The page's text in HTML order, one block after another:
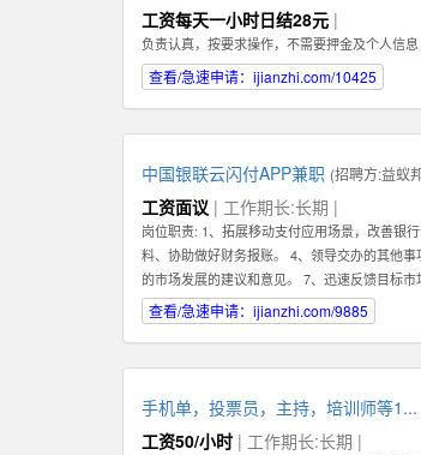
工资每天一小时日结28元 |
负责认真，按要求操作，不需要押金及个人信
查看/急速申请：ijianzhi.com/10425
中国银联云闪付APP兼职 (招聘方:益蚁
工资面议 | 工作期长:长期 |
岗位职责: 1、拓展移动支付应用场景，改善银
料、协助做好财务报账。 4、领导交办的其他
的市场发展的建议和意见。 7、迅速反馈目标
1、有强烈的责任心，以及具有吃苦耐劳的精神
任职资格: 1、有强烈的责任心，以及具有吃苦
查看/急速申请：ijianzhi.com/9885
手机单，投票员，主持，培训师等1...
工资50/小时 | 工作期长:长期 |